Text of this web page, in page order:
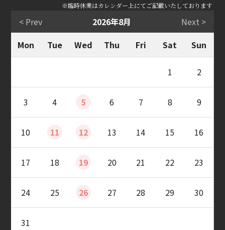
※臨時休業はカレンダー上にてご記載いたしております
< Prev 2026年8月
Next >
Mon
Tue Wed Thu Fri Sat Sun
1 2
3 4 5 6 7 8 9
10 11 12 13 14 15 16
17 18 19 20 21 22 23
24 25 26 27 28 29 30
31